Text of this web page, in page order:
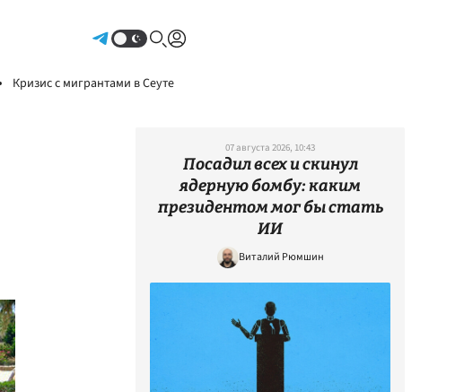
Кризис с мигрантами в Сеуте
07 августа 2026, 10:43
Посадил всех и скинул
ядерную бомбу: каким
президентом мог бы стать
ИИ
Виталий Рюмшин